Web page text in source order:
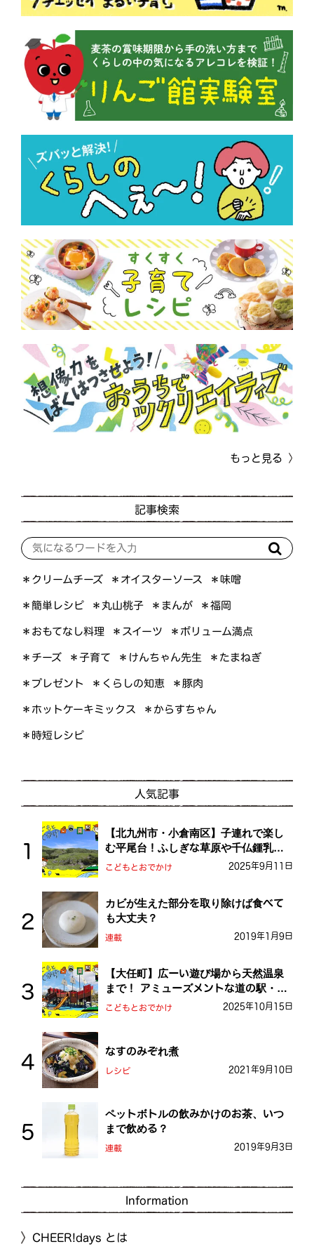
もっと見る
記事検索
＊クリームチーズ ＊オイスターソース ＊味噌
＊簡単レシピ ＊丸山桃子 ＊まんが ＊福岡
＊おもてなし料理 ＊スイーツ ＊ボリューム満点
＊チーズ ＊子育て ＊けんちゃん先生 ＊たまねぎ
＊プレゼント ＊くらしの知恵 ＊豚肉
＊ホットケーキミックス ＊からすちゃん
＊時短レシピ
人気記事
【北九州市・小倉南区】子連れで楽し
む平尾台！ふしぎな草原や千仏鍾乳洞
を探検しよう！
こどもとおでかけ 2025年9月11日
カビが生えた部分を取り除けば食べて
も大丈夫？
連載 2019年1月9日
【大任町】広ーい遊び場から天然温泉
まで！ アミューズメントな道の駅・お
おとう桜街道
こどもとおでかけ 2025年10月15日
なすのみぞれ煮
レシピ 2021年9月10日
ペットボトルの飲みかけのお茶、いつ
まで飲める？
連載 2019年9月3日
Information
CHEER!days とは